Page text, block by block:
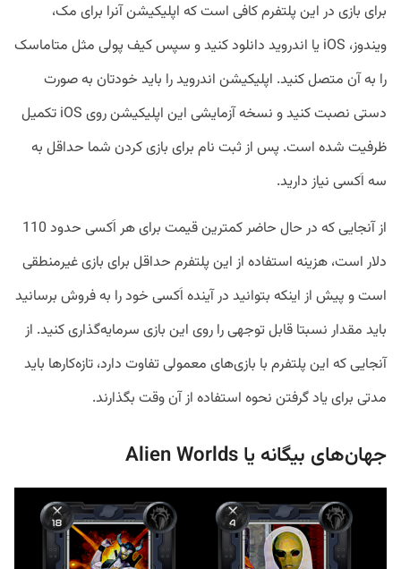
برای بازی در این پلتفرم کافی است که اپلیکیشن آنرا برای مک،
ویندوز، iOS یا اندروید دانلود کنید و سپس کیف پولی مثل متاماسک
را به آن متصل کنید. اپلیکیشن اندروید را باید خودتان به صورت
دستی نصبت کنید و نسخه آزمایشی این اپلیکیشن روی iOS تکمیل
ظرفیت شده است. پس از ثبت نام برای بازی کردن شما حداقل به
سه اَکسی نیاز دارید.
از آنجایی که در حال حاضر کمترین قیمت برای هر اَکسی حدود 110
دلار است، هزینه استفاده از این پلتفرم حداقل برای بازی غیرمنطقی
است و پیش از اینکه بتوانید در آینده اَکسی خود را به فروش برسانید
باید مقدار نسبتا قابل توجهی را روی این بازی سرمایه‌گذاری کنید. از
آنجایی که این پلتفرم با بازی‌های معمولی تفاوت دارد، تازه‌کارها باید
مدتی برای یاد گرفتن نحوه استفاده از آن وقت بگذارند.
جهان‌های بیگانه یا Alien Worlds